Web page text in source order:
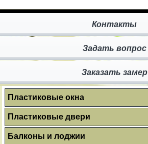
Контакты
Задать вопрос
Заказать замер
Пластиковые окна
Пластиковые двери
Балконы и лоджии